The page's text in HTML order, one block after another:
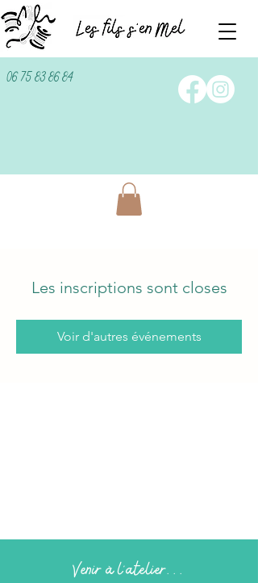
06 75 83 86 84
Les inscriptions sont closes
Voir d'autres événements
Venir à l'atelier...